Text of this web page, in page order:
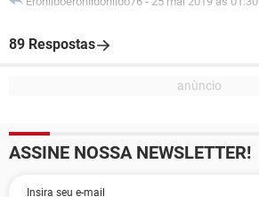
89 Respostas
ASSINE NOSSA NEWSLETTER!